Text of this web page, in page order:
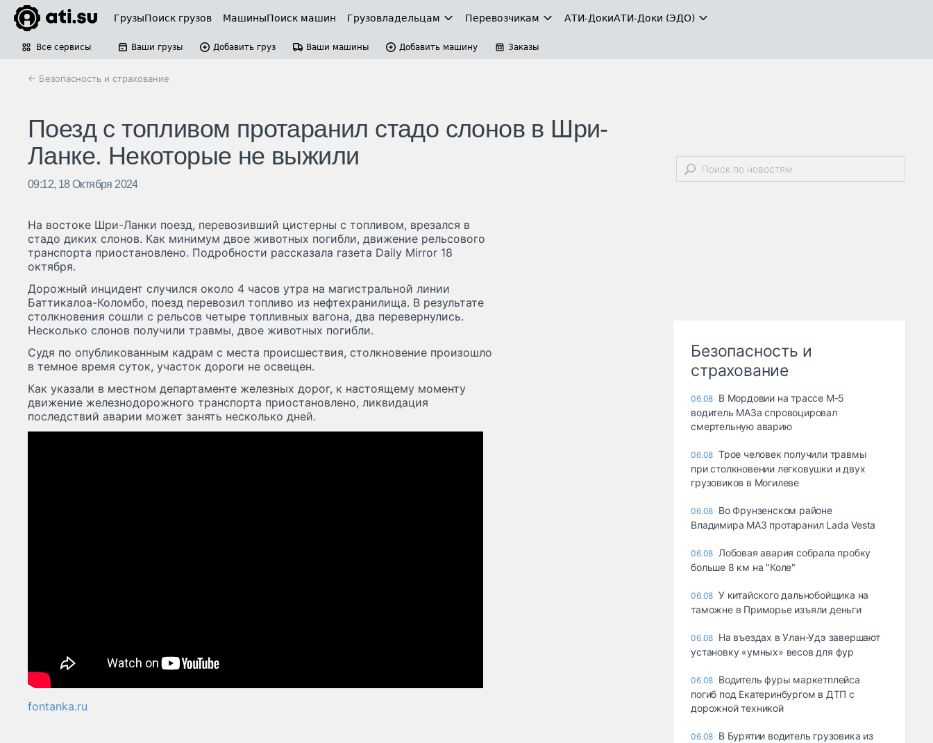
ГрузыПоиск грузов МашиныПоиск машин Грузовладельцам Перевозчикам АТИ-ДокиАТИ-Доки (ЭДО)
Все сервисы Ваши грузы Добавить груз Ваши машины Добавить машину Заказы
← Безопасность и страхование
Поезд с топливом протаранил стадо слонов в Шри-
Ланке. Некоторые не выжили
09:12, 18 Октября 2024
На востоке Шри-Ланки поезд, перевозивший цистерны с топливом, врезался в
стадо диких слонов. Как минимум двое животных погибли, движение рельсового
транспорта приостановлено. Подробности рассказала газета Daily Mirror 18
октября.
Дорожный инцидент случился около 4 часов утра на магистральной линии
Баттикалоа-Коломбо, поезд перевозил топливо из нефтехранилища. В результате
столкновения сошли с рельсов четыре топливных вагона, два перевернулись.
Несколько слонов получили травмы, двое животных погибли.
Судя по опубликованным кадрам с места происшествия, столкновение произошло
в темное время суток, участок дороги не освещен.
Как указали в местном департаменте железных дорог, к настоящему моменту
движение железнодорожного транспорта приостановлено, ликвидация
последствий аварии может занять несколько дней.
fontanka.ru
Безопасность и
страхование
06.08 В Мордовии на трассе М-5
водитель МАЗа спровоцировал
смертельную аварию
06.08 Трое человек получили травмы
при столкновении легковушки и двух
грузовиков в Могилеве
06.08 Во Фрунзенском районе
Владимира МАЗ протаранил Lada Vesta
06.08 Лобовая авария собрала пробку
больше 8 км на "Коле"
06.08 У китайского дальнобойщика на
таможне в Приморье изъяли деньги
06.08 Ha въeздax в Улaн-Удэ зaвepшaют
ycтaнoвкy «yмныx» вecoв для фyp
06.08 Водитель фуры маркетплейса
погиб под Екатеринбургом в ДТП с
дорожной техникой
06.08 В Бурятии водитель грузовика из